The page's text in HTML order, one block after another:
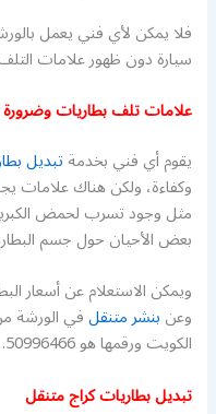
فلا يمكن لأي فني يعمل
سيارة دون ظهور علامات
علامات تلف بطاريات
يقوم أي فني بخدمةتبديل
وكفاءة، ولكن هناك علامات
مثل وجود تسرب لحمض
بعض الأحيان حول جسم
ويمكن الاستعلام عن أسعار
وعنبنشر متنقلفي الورشة
الكويت ورقمها هو 50996466. ويمكن
تبديل بطاريات كراج متنقل